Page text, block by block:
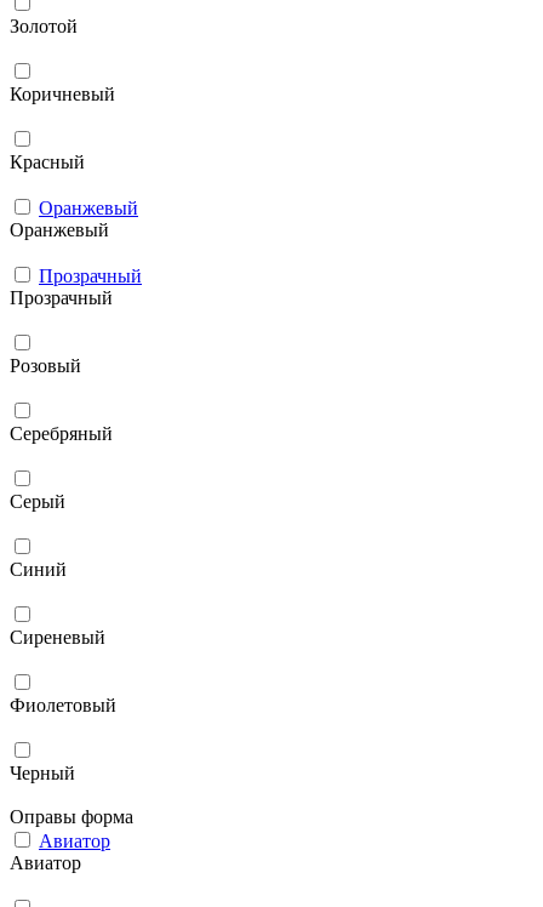
Золотой
Коричневый
Красный
Оранжевый
Оранжевый
Прозрачный
Прозрачный
Розовый
Серебряный
Серый
Синий
Сиреневый
Фиолетовый
Черный
Оправы форма
Авиатор
Авиатор